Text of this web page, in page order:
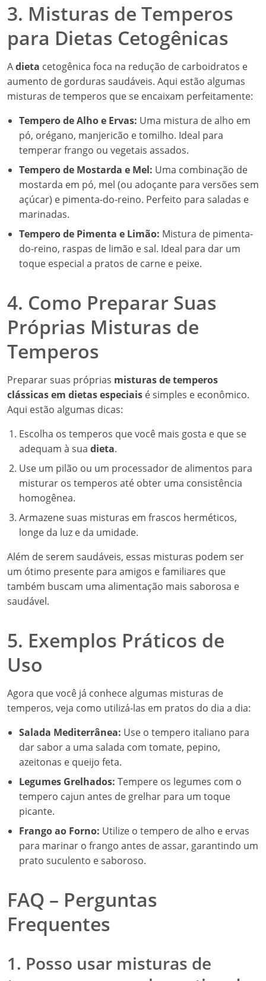
3. Misturas de Temperos
para Dietas Cetogênicas
Adieta cetogênica foca na redução de carboidratos e
aumento de gorduras saudáveis. Aqui estão algumas
misturas de temperos que se encaixam perfeitamente:
Tempero de Alho e Ervas: Uma mistura de alho em
pó, orégano, manjericão e tomilho. Ideal para
temperar frango ou vegetais assados.
Tempero de Mostarda e Mel: Uma combinação de
mostarda em pó, mel (ou adoçante para versões sem
açúcar) e pimenta-do-reino. Perfeito para saladas e
marinadas.
Tempero de Pimenta e Limão: Mistura de pimenta-
do-reino, raspas de limão e sal. Ideal para dar um
toque especial a pratos de carne e peixe.
4. Como Preparar Suas
Próprias Misturas de
Temperos
Preparar suas próprias misturas de temperos
clássicas em dietas especiais é simples e econômico.
Aqui estão algumas dicas:
Escolha os temperos que você mais gosta e que se
adequam à sua dieta.
Use um pilão ou um processador de alimentos para
misturar os temperos até obter uma consistência
homogênea.
Armazene suas misturas em frascos herméticos,
longe da luz e da umidade.
Além de serem saudáveis, essas misturas podem ser
um ótimo presente para amigos e familiares que
também buscam uma alimentação mais saborosa e
saudável.
5. Exemplos Práticos de
Uso
Agora que você já conhece algumas misturas de
temperos, veja como utilizá-las em pratos do dia a dia:
Salada Mediterrânea: Use o tempero italiano para
dar sabor a uma salada com tomate, pepino,
azeitonas e queijo feta.
Legumes Grelhados: Tempere os legumes com o
tempero cajun antes de grelhar para um toque
picante.
Frango ao Forno: Utilize o tempero de alho e ervas
para marinar o frango antes de assar, garantindo um
prato suculento e saboroso.
FAQ – Perguntas
Frequentes
1. Posso usar misturas de